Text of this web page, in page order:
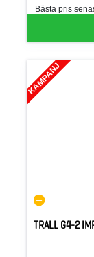
Bästa pris
KAMPANJ
TRALL G4-2